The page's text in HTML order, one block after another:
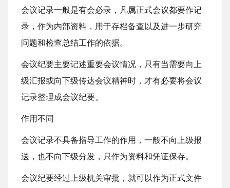
会议记录一般是有会必录，凡属正式会议都要作记
录，作为内部资料，用于存档备查以及进一步研究
问题和检查总结工作的依据。
会议纪要主要记述重要会议情况，只有当需要向上
级汇报或向下级传达会议精神时，才有必要将会议
记录整理成会议纪要。
作用不同
会议记录不具备指导工作的作用，一般不向上级报
送，也不向下级分发，只作为资料和凭证保存。
会议纪要经过上级机关审批，就可以作为正式文件